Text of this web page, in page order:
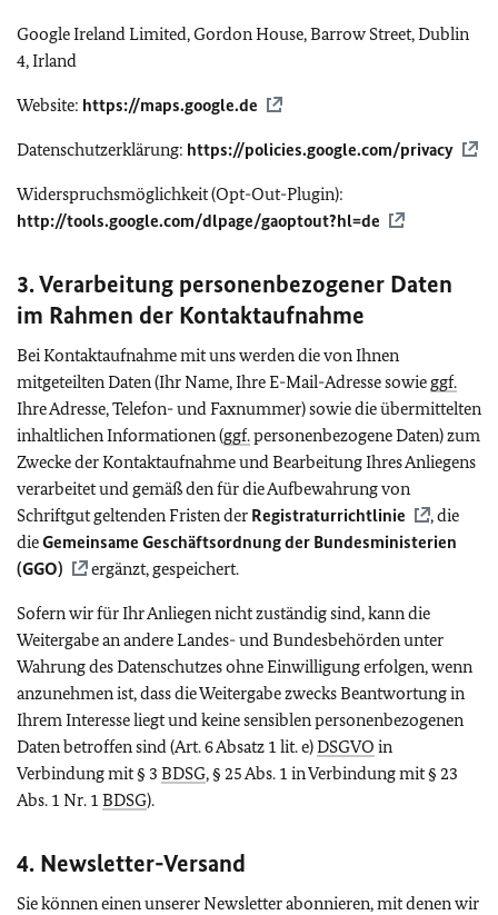
Google Ireland Limited, Gordon House, Barrow Street, Dublin
4, Irland
Website: https://maps.google.de
Datenschutzerklärung: https://policies.google.com/privacy
Widerspruchsmöglichkeit (Opt-Out-Plugin):
http://tools.google.com/dlpage/gaoptout?hl=de
3. Verarbeitung personenbezogener Daten
im Rahmen der Kontaktaufnahme
Bei Kontaktaufnahme mit uns werden die von Ihnen
mitgeteilten Daten (Ihr Name, Ihre E-Mail-Adresse sowie ggf.
Ihre Adresse, Telefon- und Faxnummer) sowie die übermittelten
inhaltlichen Informationen (ggf.personenbezogene Daten) zum
Zwecke der Kontaktaufnahme und Bearbeitung Ihres Anliegens
verarbeitet und gemäß den für die Aufbewahrung von
Schriftgut geltenden Fristen der Registraturrichtlinie
, die
dieGemeinsame Geschäftsordnung der Bundesministerien
(GGO)
ergänzt, gespeichert.
Sofern wir für Ihr Anliegen nicht zuständig sind, kann die
Weitergabe an andere Landes- und Bundesbehörden unter
Wahrung des Datenschutzes ohne Einwilligung erfolgen, wenn
anzunehmen ist, dass die Weitergabe zwecks Beantwortung in
Ihrem Interesse liegt und keine sensiblen personenbezogenen
Daten betroffen sind (Art. 6 Absatz 1 lit. e)DSGVO in
Verbindung mit § 3 BDSG, § 25 Abs. 1 in Verbindung mit § 23
Abs. 1 Nr. 1 BDSG).
4. Newsletter-Versand
Sie können einen unserer Newsletter abonnieren, mit denen wir